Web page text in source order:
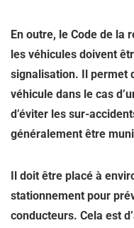
En outre, le Code de la
les véhicules doivent
signalisation. Il permet
véhicule dans le cas
d’éviter les sur-
généralement être
Il doit être placé à
stationnement pour
conducteurs. Cela est